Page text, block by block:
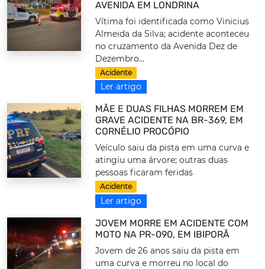
AVENIDA EM LONDRINA
Vítima foi identificada como Vinicius
Almeida da Silva; acidente aconteceu
no cruzamento da Avenida Dez de
Dezembro...
Acidente
Ler artigo
MÃE E DUAS FILHAS MORREM EM
GRAVE ACIDENTE NA BR-369, EM
CORNÉLIO PROCÓPIO
Veículo saiu da pista em uma curva e
atingiu uma árvore; outras duas
pessoas ficaram feridas
Acidente
Ler artigo
JOVEM MORRE EM ACIDENTE COM
MOTO NA PR-090, EM IBIPORÃ
Jovem de 26 anos saiu da pista em
uma curva e morreu no local do